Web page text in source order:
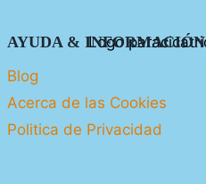
AYUDA & INFORMACIÓN
Blog
Acerca de las Cookies
Politica de Privacidad